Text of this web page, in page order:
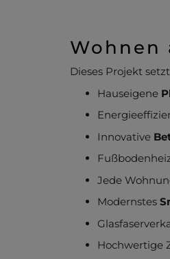
Wohnen
Dieses Projekt
Hauseigene
Innovative
Jede
Modernstes
Hochwertige